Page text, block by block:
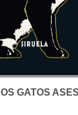
GATOS